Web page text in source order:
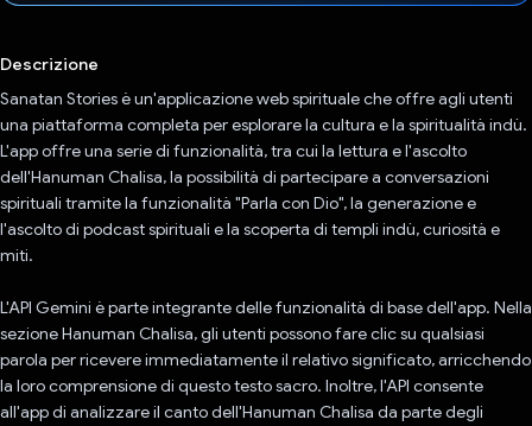
Descrizione
Sanatan Stories è un'applicazione web spirituale che offre agli utenti
una piattaforma completa per esplorare la cultura e la spiritualità indù.
L'app offre una serie di funzionalità, tra cui la lettura e l'ascolto
dell'Hanuman Chalisa, la possibilità di partecipare a conversazioni
spirituali tramite la funzionalità "Parla con Dio", la generazione e
l'ascolto di podcast spirituali e la scoperta di templi indù, curiosità e
miti.
L'API Gemini è parte integrante delle funzionalità di base dell'app. Nella
sezione Hanuman Chalisa, gli utenti possono fare clic su qualsiasi
parola per ricevere immediatamente il relativo significato, arricchendo
la loro comprensione di questo testo sacro. Inoltre, l'API consente
all'app di analizzare il canto dell'Hanuman Chalisa da parte degli